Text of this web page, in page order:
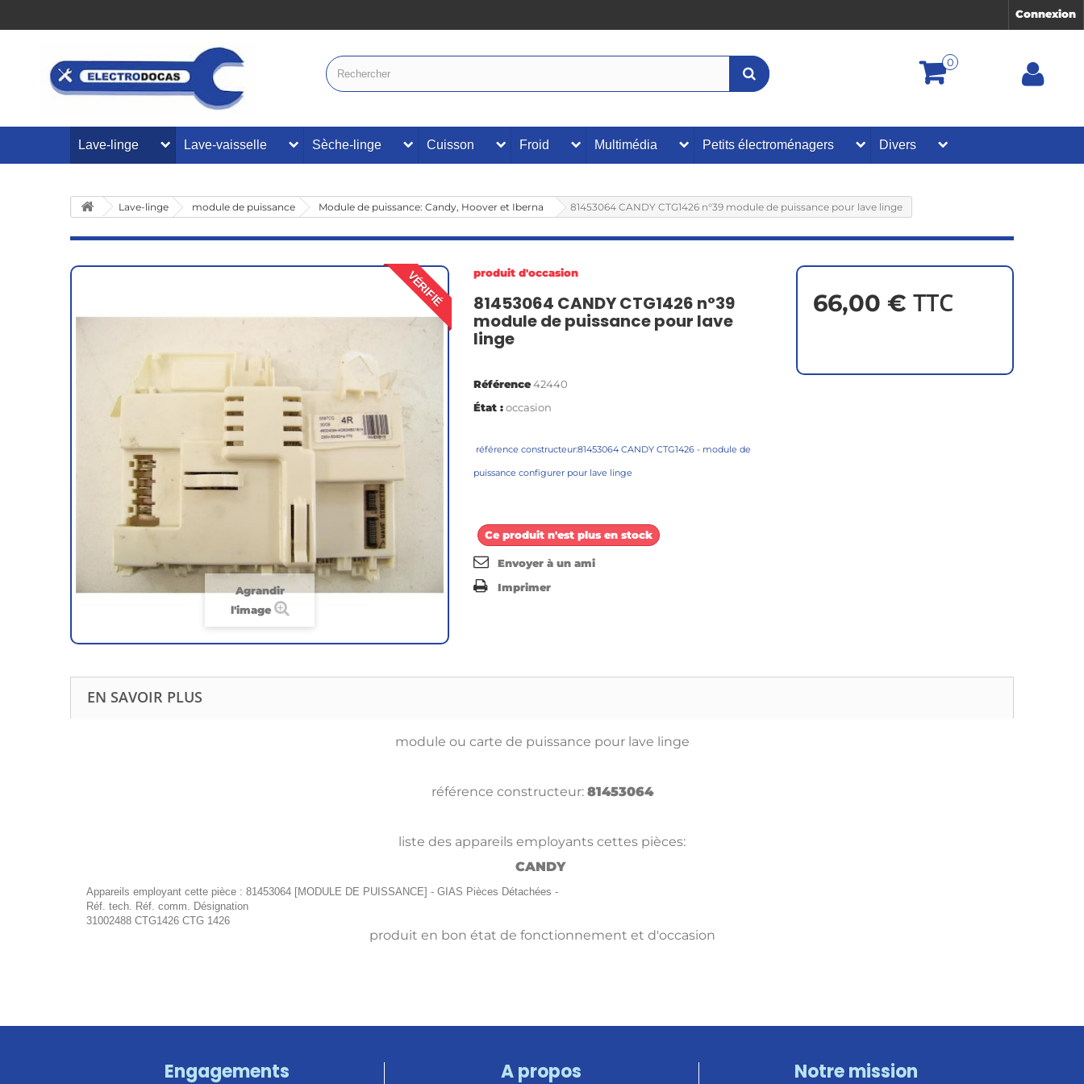
Connexion
0
Lave-linge Lave-vaisselle Sèche-linge Cuisson Froid Multimédia Petits électroménagers Divers
Lave-linge module de puissance Module de puissance: Candy, Hoover et Iberna 81453064 CANDY CTG1426 n°39 module de puissance pour lave linge
VÉRIFIÉ
Agrandir
l'image
produit d'occasion
81453064 CANDY CTG1426 n°39
module de puissance pour lave
linge
Référence42440
État :occasion
référence constructeur:81453064 CANDY CTG1426 - module de
puissance configurer pour lave linge
Ce produit n'est plus en stock
Envoyer à un ami
Imprimer
66,00 € TTC
EN SAVOIR PLUS
module ou carte de puissance pour lave linge
référence constructeur: 81453064
liste des appareils employants cettes pièces:
CANDY
Appareils employant cette pièce : 81453064 [MODULE DE PUISSANCE] - GIAS Pièces Détachées -
Réf. tech. Réf. comm. Désignation
31002488 CTG1426 CTG 1426
produit en bon état de fonctionnement et d'occasion
Engagements A propos Notre mission